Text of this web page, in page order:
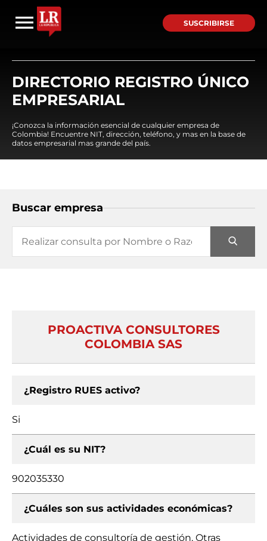
SUSCRIBIRSE
DIRECTORIO REGISTRO ÚNICO
EMPRESARIAL
¡Conozca la información esencial de cualquier empresa de
Colombia! Encuentre NIT, dirección, teléfono, y mas en la base de
datos empresarial mas grande del país.
Buscar empresa
PROACTIVA CONSULTORES
COLOMBIA SAS
¿Registro RUES activo?
Si
¿Cuál es su NIT?
902035330
¿Cuáles son sus actividades económicas?
Actividades de consultoría de gestión, Otras